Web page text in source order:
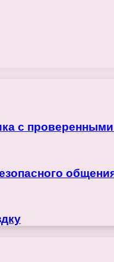
с проверенными